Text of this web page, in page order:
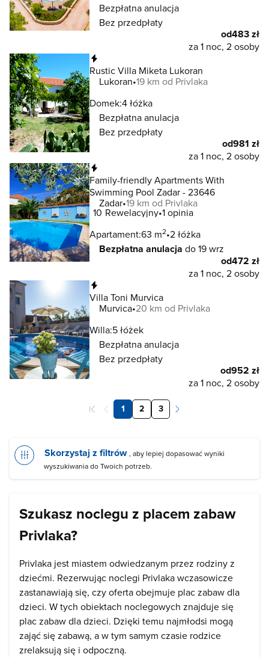
Bezpłatna anulacja
Bez przedpłaty
od483 zł
za 1 noc, 2 osoby
Rustic Villa Miketa Lukoran
Lukoran 19 km od Privlaka
Domek:4 łóżka
Bezpłatna anulacja
Bez przedpłaty
od981 zł
za 1 noc, 2 osoby
Family-friendly Apartments With
Swimming Pool Zadar - 23646
Zadar 19 km od Privlaka
10 Rewelacyjny 1 opinia
Apartament:63 m2 2 łóżka
Bezpłatna anulacja do 19 wrz
od472 zł
za 1 noc, 2 osoby
Villa Toni Murvica
Murvica 20 km od Privlaka
Willa:5 łóżek
Bezpłatna anulacja
Bez przedpłaty
od952 zł
za 1 noc, 2 osoby
1 2 3
Skorzystaj z filtrów , aby lepiej dopasować wyniki
wyszukiwania do Twoich potrzeb.
Szukasz noclegu z placem zabaw
Privlaka?
Privlaka jest miastem odwiedzanym przez rodziny z
dziećmi. Rezerwując noclegi Privlaka wczasowicze
zastanawiają się, czy oferta obejmuje plac zabaw dla
dzieci. W tych obiektach noclegowych znajduje się
plac zabaw dla dzieci. Dzięki temu najmłodsi mogą
zająć się zabawą, a w tym samym czasie rodzice
zrelaksują się i odpoczną.